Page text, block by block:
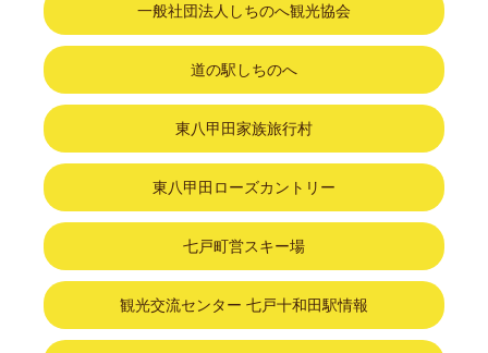
一般社団法人しちのへ観光協会
道の駅しちのへ
東八甲田家族旅行村
東八甲田ローズカントリー
七戸町営スキー場
観光交流センター 七戸十和田駅情報